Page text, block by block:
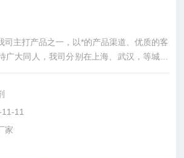
司主打产品之一，以*的产品渠道、优质的客
广大同人，我司分别在上海、武汉，等城市
诚服务每位科研工作者。
11
家